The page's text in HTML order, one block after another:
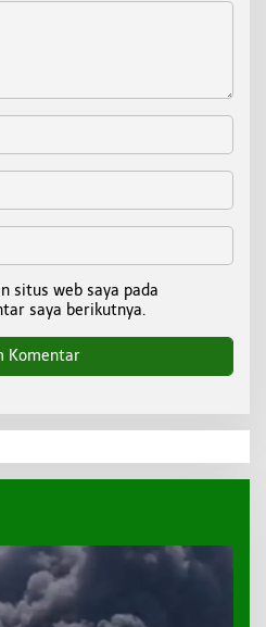
situs web saya pada
saya berikutnya.